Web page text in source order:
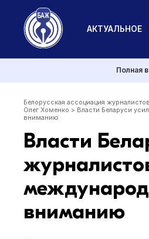
АКТУАЛЬНОЕ
Полная
Белорусская ассоциация журналистов
Олег Хоменко > Власти Беларуси
вниманию
Власти
вниманию